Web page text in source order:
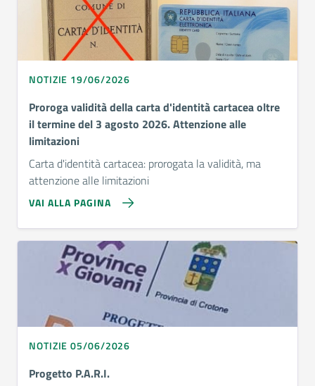
NOTIZIE 19/06/2026
Proroga validità della carta d'identità cartacea oltre
il termine del 3 agosto 2026. Attenzione alle
limitazioni
Carta d'identità cartacea: prorogata la validità, ma
attenzione alle limitazioni
VAI ALLA PAGINA
NOTIZIE 05/06/2026
Progetto P.A.R.I.